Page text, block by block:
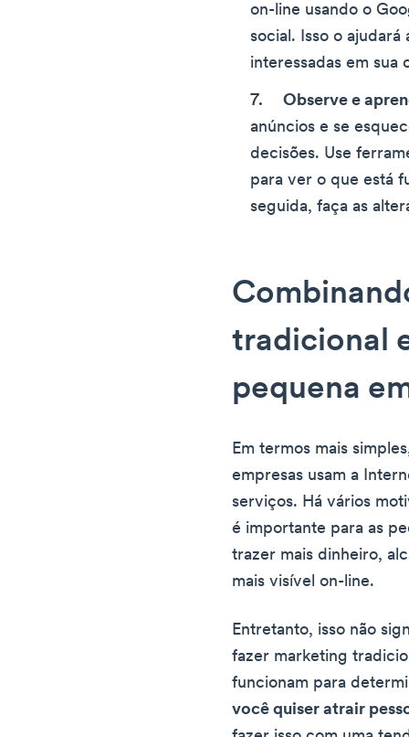
on-line usando o
social. Isso o ajudará
interessadas em sua
Observe e
anúncios e se
decisões. Use
para ver o que está
seguida, faça as
tradicional
pequena
Em termos mais
empresas usam a
serviços. Há vários
é importante para as
trazer mais dinheiro,
mais visível on-line.
Entretanto, isso não
fazer marketing
funcionam para
você quiser atrair